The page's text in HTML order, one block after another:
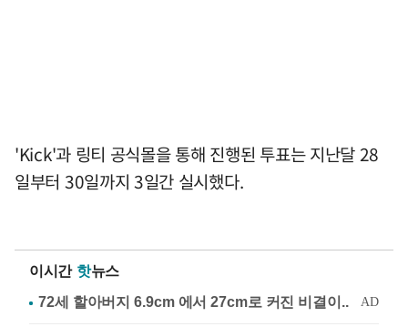
'Kick'과 링티 공식몰을 통해 진행된 투표는 지난달 28
일부터 30일까지 3일간 실시했다.
이시간 핫뉴스